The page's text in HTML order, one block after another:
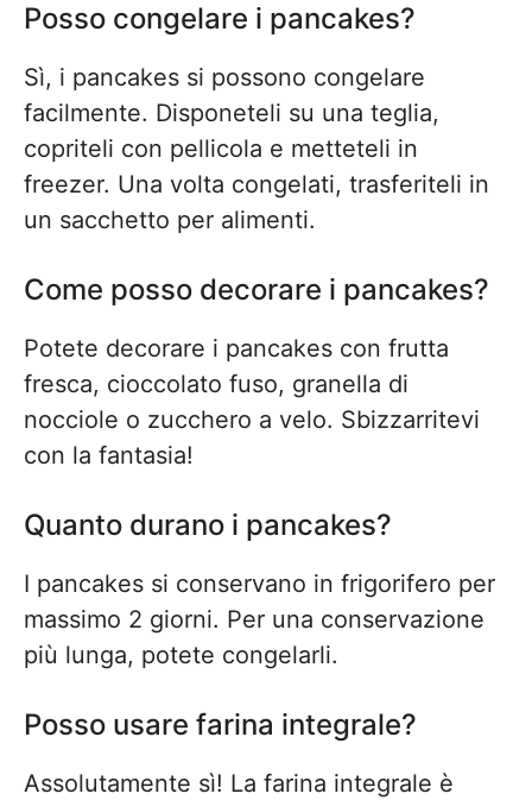
Posso congelare i pancakes?
Sì, i pancakes si possono congelare
facilmente. Disponeteli su una teglia,
copriteli con pellicola e metteteli in
freezer. Una volta congelati, trasferiteli in
un sacchetto per alimenti.
Come posso decorare i pancakes?
Potete decorare i pancakes con frutta
fresca, cioccolato fuso, granella di
nocciole o zucchero a velo. Sbizzarritevi
con la fantasia!
Quanto durano i pancakes?
I pancakes si conservano in frigorifero per
massimo 2 giorni. Per una conservazione
più lunga, potete congelarli.
Posso usare farina integrale?
Assolutamente sì! La farina integrale è